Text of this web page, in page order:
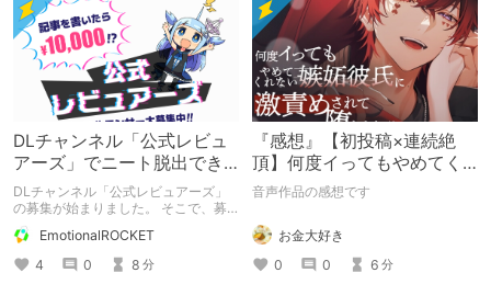
DLチャンネル「公式レビュ
アーズ」でニート脱出でき
るかな！？
DLチャンネル「公式レビュアーズ」
の募集が始まりました。 そこで、募
集要項に満たなくても採用される可能
性はあるのか？ 採用された場合に報
酬だけでニート脱出できるのかを研究
してみました
EmotionalROCKET
4
0 8 分
『感想』【初投稿×連続絶
頂】何度イってもやめてく
れない嫉妬彼氏に激責めさ
音声作品の感想です
お金大好き
0
0 6 分